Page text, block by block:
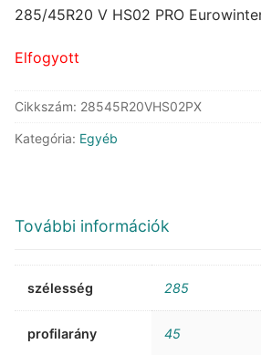
was:
is:
285/45R20 V HS02 PRO
Elfogyott
Cikkszám: 28545R20VHS02PX
Kategória: Egyéb
További információk
szélesség 285
profilarány 45